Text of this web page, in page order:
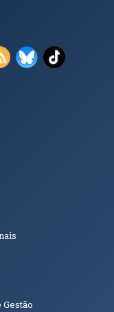
nova janela)
(abre em nova janela)
(abre em nova
RSS (abre em nova
Bluesky (abre
TikTok